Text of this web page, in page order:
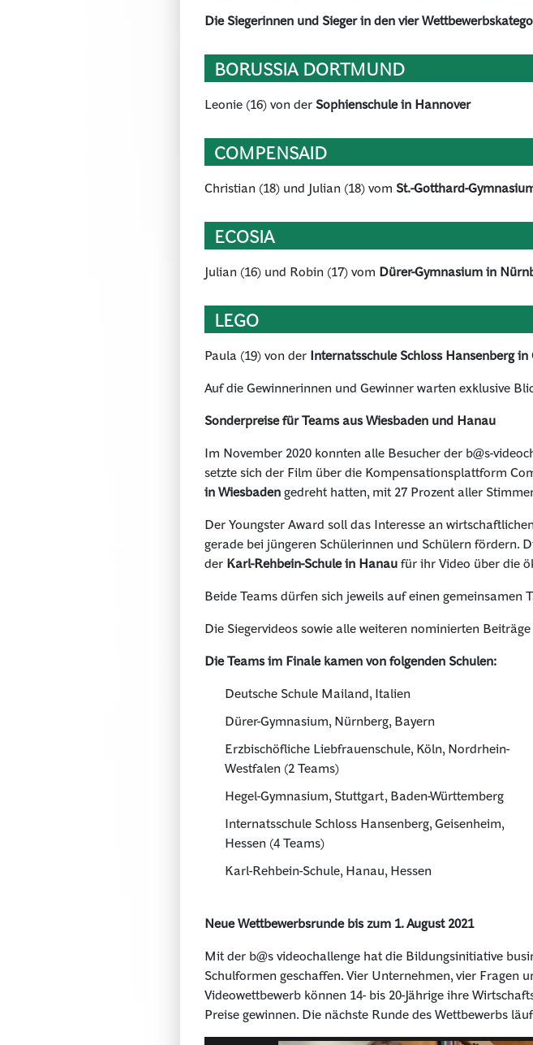
Die Siegerinnen und Sieger in den vier
BORUSSIA DORTMUND
Leonie (16) von der Sophienschule in Hannover
COMPENSAID
Christian (18) und Julian (18) vom St.-Gotthard-
ECOSIA
Julian (16) und Robin (17) vom Dürer-Gymnasium in
LEGO
Paula (19) von der Internatsschule Schloss Hansenberg in
Auf die Gewinnerinnen und Gewinner warten exklusive
Sonderpreise für Teams aus Wiesbaden und Hanau
Im November 2020 konnten alle Besucher der b@s-
setzte sich der Film über die Kompensationsplattform
in Wiesbadengedreht hatten, mit 27 Prozent aller
Der Youngster Award soll das Interesse an
gerade bei jüngeren Schülerinnen und Schülern fördern.
der Karl-Rehbein-Schule in Hanaufür ihr Video über die
Beide Teams dürfen sich jeweils auf einen gemeinsamen
Die Siegervideos sowie alle weiteren nominierten
Die Teams im Finale kamen von folgenden Schulen:
Deutsche Schule Mailand, Italien
Dürer-Gymnasium, Nürnberg, Bayern
Erzbischöfliche Liebfrauenschule, Köln, Nordrhein-
Westfalen (2 Teams)
Hegel-Gymnasium, Stuttgart, Baden-Württemberg
Internatsschule Schloss Hansenberg, Geisenheim,
Hessen (4 Teams)
Karl-Rehbein-Schule, Hanau, Hessen
Neue Wettbewerbsrunde bis zum 1. August 2021
Mit der b@s videochallenge hat die Bildungsinitiative
Schulformen geschaffen. Vier Unter­nehmen, vier Fragen
Videowettbewerb können 14- bis 20-Jährige ihre
Preise gewinnen. Die nächste Runde des Wettbewerbs